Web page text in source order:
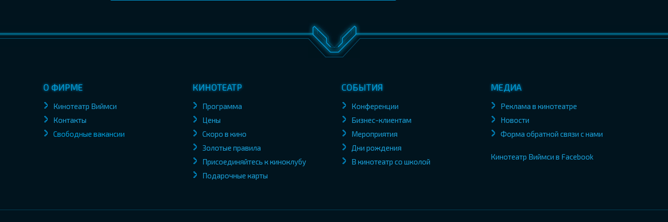
О ФИРМЕ
Кинотеатр Виймси
Контакты
Свободные вакансии
КИНОТЕАТР
Программа
Цены
Скоро в кино
Золотые правила
Присоединяйтесь к киноклубу
Подарочные карты
СОБЫТИЯ
Конференции
Бизнес-клиентам
Мероприятия
Дни рождения
В кинотеатр со школой
МЕДИА
Реклама в кинотеатре
Новости
Форма обратной связи с нами
Кинотеатр Виймси в Facebook